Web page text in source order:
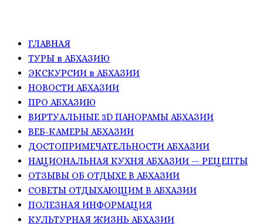
ГЛАВНАЯ
ТУРЫ в АБХАЗИЮ
ЭКСКУРСИИ в АБХАЗИИ
НОВОСТИ АБХАЗИИ
ПРО АБХАЗИЮ
ВИРТУАЛЬНЫЕ 3D ПАНОРАМЫ АБХАЗИИ
ВЕБ-КАМЕРЫ АБХАЗИИ
ДОСТОПРИМЕЧАТЕЛЬНОСТИ АБХАЗИИ
НАЦИОНАЛЬНАЯ КУХНЯ АБХАЗИИ — РЕЦЕПТЫ
ОТЗЫВЫ ОБ ОТДЫХЕ В АБХАЗИИ
СОВЕТЫ ОТДЫХАЮЩИМ В АБХАЗИИ
ПОЛЕЗНАЯ ИНФОРМАЦИЯ
КУЛЬТУРНАЯ ЖИЗНЬ АБХАЗИИ